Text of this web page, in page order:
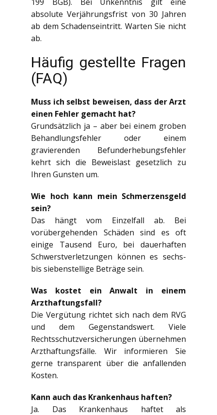
absolute Verjährungsfrist von 30 Jahren
ab dem Schadenseintritt. Warten Sie nicht
ab.
Häufig gestellte Fragen
(FAQ)
Muss ich selbst beweisen, dass der Arzt
einen Fehler gemacht hat?
Grundsätzlich ja – aber bei einem groben
Behandlungsfehler oder einem
gravierenden Befunderhebungsfehler
kehrt sich die Beweislast gesetzlich zu
Ihren Gunsten um.
Wie hoch kann mein Schmerzensgeld
sein?
Das hängt vom Einzelfall ab. Bei
vorübergehenden Schäden sind es oft
einige Tausend Euro, bei dauerhaften
Schwerstverletzungen können es sechs-
bis siebenstellige Beträge sein.
Was kostet ein Anwalt in einem
Arzthaftungsfall?
Die Vergütung richtet sich nach dem RVG
und dem Gegenstandswert. Viele
Rechtsschutzversicherungen übernehmen
Arzthaftungsfälle. Wir informieren Sie
gerne transparent über die anfallenden
Kosten.
Kann auch das Krankenhaus haften?
Ja. Das Krankenhaus haftet als